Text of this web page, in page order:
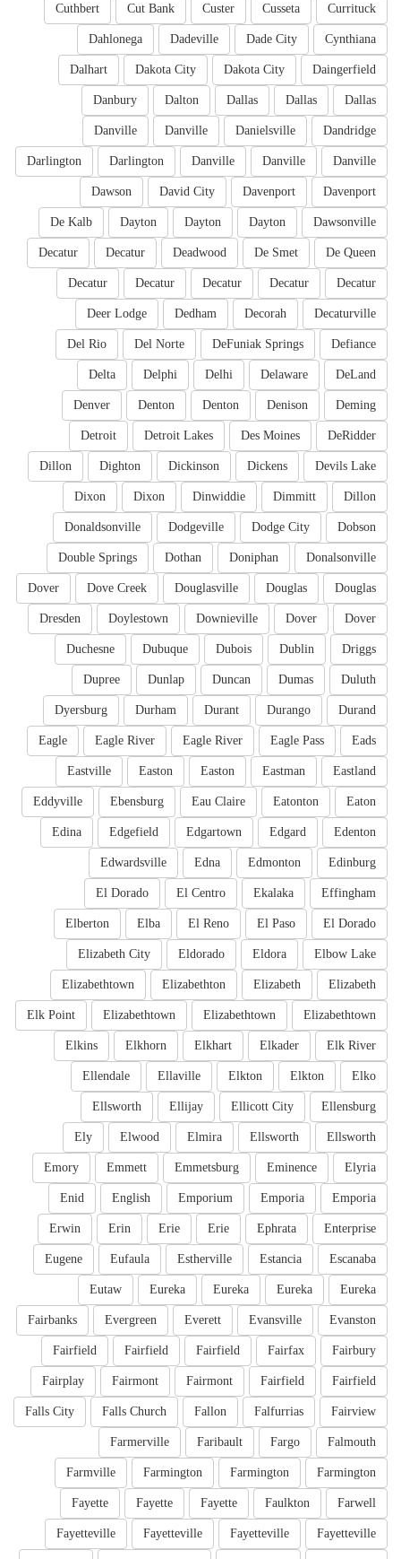
Currituck
Cusseta
Custer
Cut Bank
Cuthbert
Cynthiana
Dade City
Dadeville
Dahlonega
Daingerfield
Dakota City
Dakota City
Dalhart
Dallas
Dallas
Dallas
Dalton
Danbury
Dandridge
Danielsville
Danville
Danville
Danville
Danville
Danville
Darlington
Darlington
Davenport
Davenport
David City
Dawson
Dawsonville
Dayton
Dayton
Dayton
De Kalb
De Queen
De Smet
Deadwood
Decatur
Decatur
Decatur
Decatur
Decatur
Decatur
Decatur
Decaturville
Decorah
Dedham
Deer Lodge
Defiance
DeFuniak Springs
Del Norte
Del Rio
DeLand
Delaware
Delhi
Delphi
Delta
Deming
Denison
Denton
Denton
Denver
DeRidder
Des Moines
Detroit Lakes
Detroit
Devils Lake
Dickens
Dickinson
Dighton
Dillon
Dillon
Dimmitt
Dinwiddie
Dixon
Dixon
Dobson
Dodge City
Dodgeville
Donaldsonville
Donalsonville
Doniphan
Dothan
Double Springs
Douglas
Douglas
Douglasville
Dove Creek
Dover
Dover
Dover
Downieville
Doylestown
Dresden
Driggs
Dublin
Dubois
Dubuque
Duchesne
Duluth
Dumas
Duncan
Dunlap
Dupree
Durand
Durango
Durant
Durham
Dyersburg
Eads
Eagle Pass
Eagle River
Eagle River
Eagle
Eastland
Eastman
Easton
Easton
Eastville
Eaton
Eatonton
Eau Claire
Ebensburg
Eddyville
Edenton
Edgard
Edgartown
Edgefield
Edina
Edinburg
Edmonton
Edna
Edwardsville
Effingham
Ekalaka
El Centro
El Dorado
El Dorado
El Paso
El Reno
Elba
Elberton
Elbow Lake
Eldora
Eldorado
Elizabeth City
Elizabeth
Elizabeth
Elizabethton
Elizabethtown
Elizabethtown
Elizabethtown
Elizabethtown
Elk Point
Elk River
Elkader
Elkhart
Elkhorn
Elkins
Elko
Elkton
Elkton
Ellaville
Ellendale
Ellensburg
Ellicott City
Ellijay
Ellsworth
Ellsworth
Ellsworth
Elmira
Elwood
Ely
Elyria
Eminence
Emmetsburg
Emmett
Emory
Emporia
Emporia
Emporium
English
Enid
Enterprise
Ephrata
Erie
Erie
Erin
Erwin
Escanaba
Estancia
Estherville
Eufaula
Eugene
Eureka
Eureka
Eureka
Eureka
Eutaw
Evanston
Evansville
Everett
Evergreen
Fairbanks
Fairbury
Fairfax
Fairfield
Fairfield
Fairfield
Fairfield
Fairfield
Fairmont
Fairmont
Fairplay
Fairview
Falfurrias
Fallon
Falls Church
Falls City
Falmouth
Fargo
Faribault
Farmerville
Farmington
Farmington
Farmington
Farmville
Farwell
Faulkton
Fayette
Fayette
Fayette
Fayetteville
Fayetteville
Fayetteville
Fayetteville